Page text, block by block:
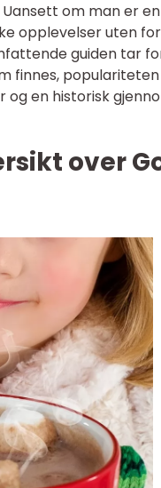
om man er
opplevelser uten
guiden tar
finnes,
en historisk
over